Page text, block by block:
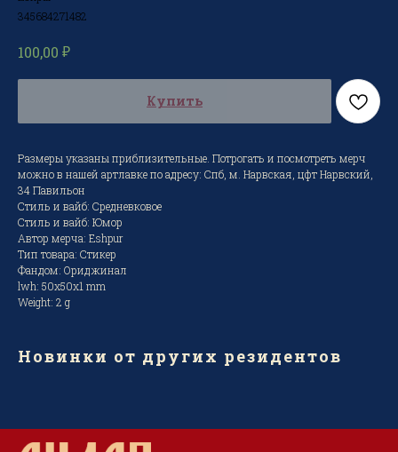
345684271482
100,00 ₽
Купить
Размеры указаны приблизительные. Потрогать и посмотреть мерч
можно в нашей артлавке по адресу: Спб, м. Нарвская, цфт Нарвский,
34 Павильон
Стиль и вайб: Средневковое
Стиль и вайб: Юмор
Автор мерча: Eshpur
Тип товара: Стикер
Фандом: Ориджинал
lwh: 50x50x1 mm
Weight: 2 g
Новинки от других резидентов